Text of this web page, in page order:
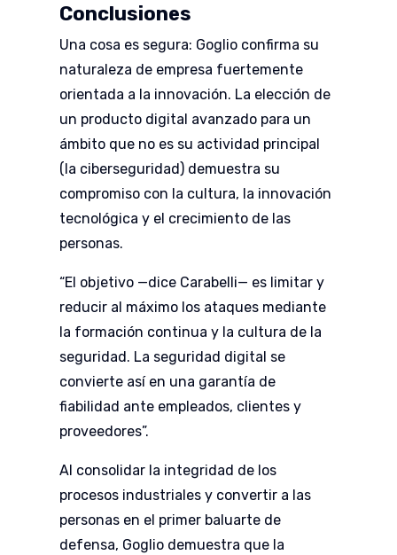
Conclusiones
Una cosa es segura: Goglio confirma su
naturaleza de empresa fuertemente
orientada a la innovación. La elección de
un producto digital avanzado para un
ámbito que no es su actividad principal
(la ciberseguridad) demuestra su
compromiso con la cultura, la innovación
tecnológica y el crecimiento de las
personas.
“El objetivo —dice Carabelli— es limitar y
reducir al máximo los ataques mediante
la formación continua y la cultura de la
seguridad. La seguridad digital se
convierte así en una garantía de
fiabilidad ante empleados, clientes y
proveedores”.
Al consolidar la integridad de los
procesos industriales y convertir a las
personas en el primer baluarte de
defensa, Goglio demuestra que la